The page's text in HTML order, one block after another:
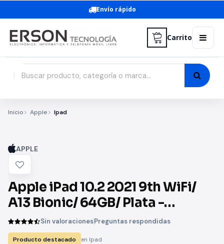
Envío rápido
Carrito
Inicio Apple Ipad
APPLE
Apple iPad 10.2 2021 9th WiFi/
A13 Bionic/ 64GB/ Plata -
MK2L3TY/A
Sin valoracionesPreguntas respondidas
Producto destacado en Ipad